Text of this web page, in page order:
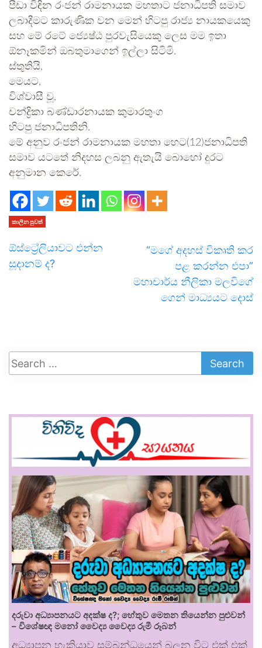
පීඩා විඳින රංජන් රාමනායක මහතාට ජනාධිපති සමාව
ලබාදීමට කාරුණික වන මෙන් හිටපු රාජ්‍ය නායකයෙකු
සහ මේ රටේ ජ්‍යෙෂ්ඨ පුරවැසියෙකු ලෙස මම ඉතා
ඕනෑකමින් ඔබතුමාගෙන් ඉල්ලා සිටිමි.
ස්තුතියි,
මෙයට,
විශ්වාසී වූ,
චන්ද්‍රිකා බණ්ඩාරනායක කුමාරතුංග
හිටපු ජනාධිපතිනි.
මේ අනුව රංජන් රාමනායක මහතා හෙට(12)ජනාධිපති
සමාව යටතේ නිදහස ලබනු ඇතැයි බොහෝ දුරට
අනුමාන කෙරේ.
කාලීන පුවත්
ඕස්ට්‍රේලියාවට එන්න
සූදානම් ද?
“මගේ අදහස් විකෘති කර
පළ කරන්න එපා”
මහාචාර්ය නීලිකා මලවිගේ
ගෙන් මාධ්‍යයට දොස්
දරුවා අධ්‍යාපනයට අදක්ෂ ද?; හේතුව මෙතන තියෙන්න පුළුවන්
– විශේෂඥ මනෝ වෛද්‍ය වෛද්‍ය රුමී රූබන්
අධ්‍යාපන හැකියාව සම්බන්ධයෙන් බලන විට එක් එක්